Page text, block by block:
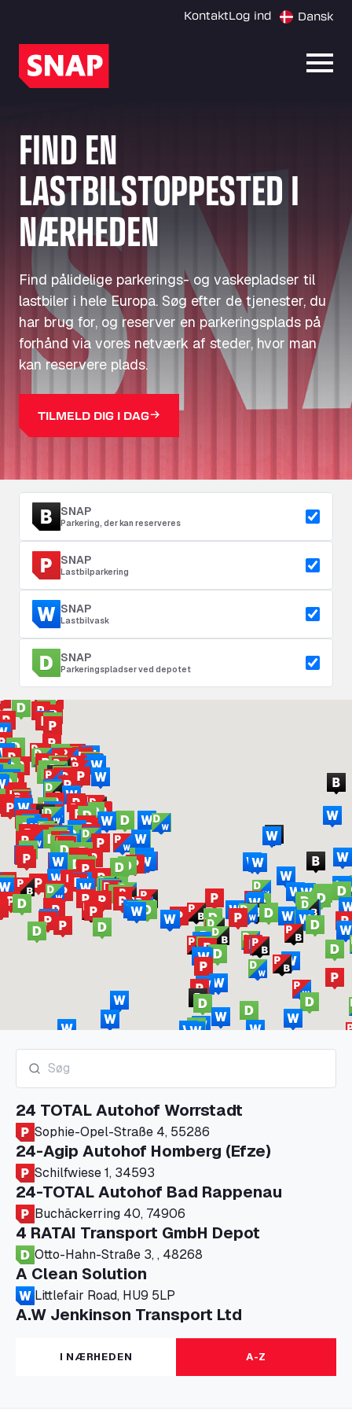
KontaktLog ind Dansk
FIND EN
LASTBILSTOPPESTED I
NÆRHEDEN
Find pålidelige parkerings- og vaskepladser til
lastbiler i hele Europa. Søg efter de tjenester, du
har brug for, og reserver en parkeringsplads på
forhånd via vores netværk af steder, hvor man
kan reservere plads.
TILMELD DIG I DAG
SNAP
Parkering, der kan reserveres
SNAP
Lastbilparkering
SNAP
Lastbilvask
SNAP
Parkeringspladser ved depotet
24 TOTAL Autohof Worrstadt
Sophie-Opel-Straße 4, 55286
24-Agip Autohof Homberg (Efze)
Schilfwiese 1, 34593
24-TOTAL Autohof Bad Rappenau
Buchäckerring 40, 74906
4 RATAI Transport GmbH Depot
Otto-Hahn-Straße 3, , 48268
A Clean Solution
Littlefair Road, HU9 5LP
A.W Jenkinson Transport Ltd
Progress House, ME11 5GA
A+G Nettetal - Depot Parking
Am Panneschopp 7, 41334
I NÆRHEDEN A-Z